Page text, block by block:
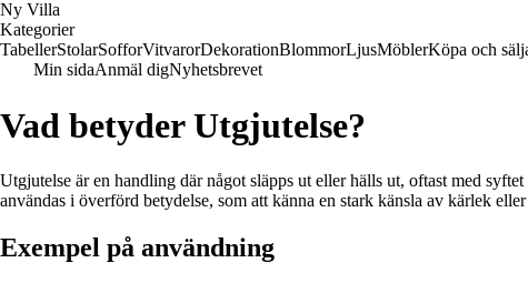
Ny Villa
Kategorier
TabellerStolarSofforVitvarorDekorationBlommorLjusMöblerKöpa och
Min sidaAnmäl digNyhetsbrevet
Vad betyder Utgjutelse?
Utgjutelse är en handling där något släpps ut eller hälls ut, oftast med
användas i överförd betydelse, som att känna en stark känsla av kärlek
Exempel på användning